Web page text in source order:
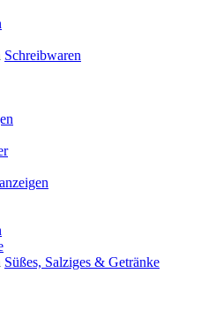
Schreibwaren
Süßes, Salziges & Getränke